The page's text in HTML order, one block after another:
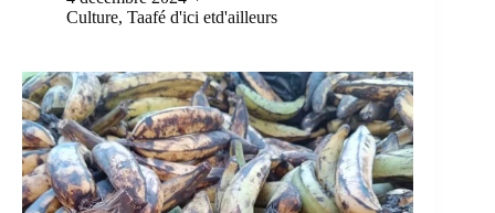
Culture, Taafé d'ici etd'ailleurs